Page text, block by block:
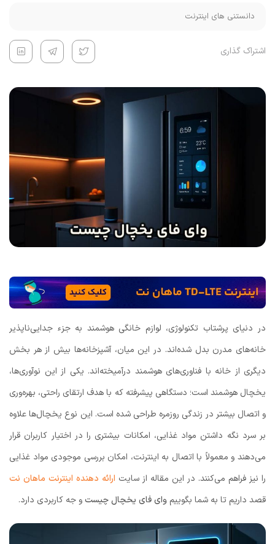
دانستنی های اینترنت
اشتراک گذاری
در دنیای پرشتاب تکنولوژی، لوازم خانگی هوشمند به جزء جدایی‌ناپذیر
خانه‌های مدرن بدل شده‌اند. در این میان، آشپزخانه‌ها بیش از هر بخش
دیگری از خانه با فناوری‌های هوشمند درآمیخته‌اند. یکی از این نوآوری‌ها،
یخچال هوشمند است؛ دستگاهی پیشرفته که با هدف ارتقای راحتی، بهره‌وری
و اتصال بیشتر در زندگی روزمره طراحی شده است. این نوع یخچال‌ها علاوه
بر سرد نگه داشتن مواد غذایی، امکانات بیشتری را در اختیار کاربران قرار
می‌دهند و معمولاً با اتصال به اینترنت، امکان بررسی موجودی مواد غذایی
را نیز فراهم می‌کنند. در این مقاله از سایت ارائه دهنده اینترنت ماهان نت
قصد داریم تا به شما بگوییم وای فای یخچال چیستو جه کاربردی دارد.